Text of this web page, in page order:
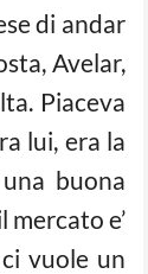
di andar
Avelar,
Piaceva
lui, era la
buona
e’
vuole un